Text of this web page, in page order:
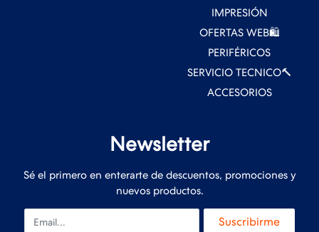
IMPRESIÓN
OFERTAS WEB🛍️
PERIFÉRICOS
SERVICIO TECNICO🔨
ACCESORIOS
Newsletter
Sé el primero en enterarte de descuentos, promociones y
nuevos productos.
Email Suscribirme